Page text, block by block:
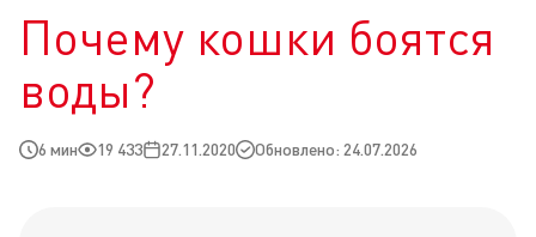
Почему кошки боятся
воды?
6 мин 19 433 27.11.2020 Обновлено: 24.07.2026